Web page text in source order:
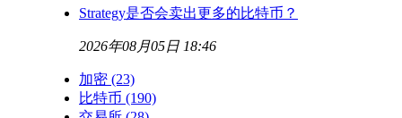
Strategy是否会卖出更多的比特币？
2026年08月05日 18:46
加密 (23)
比特币 (190)